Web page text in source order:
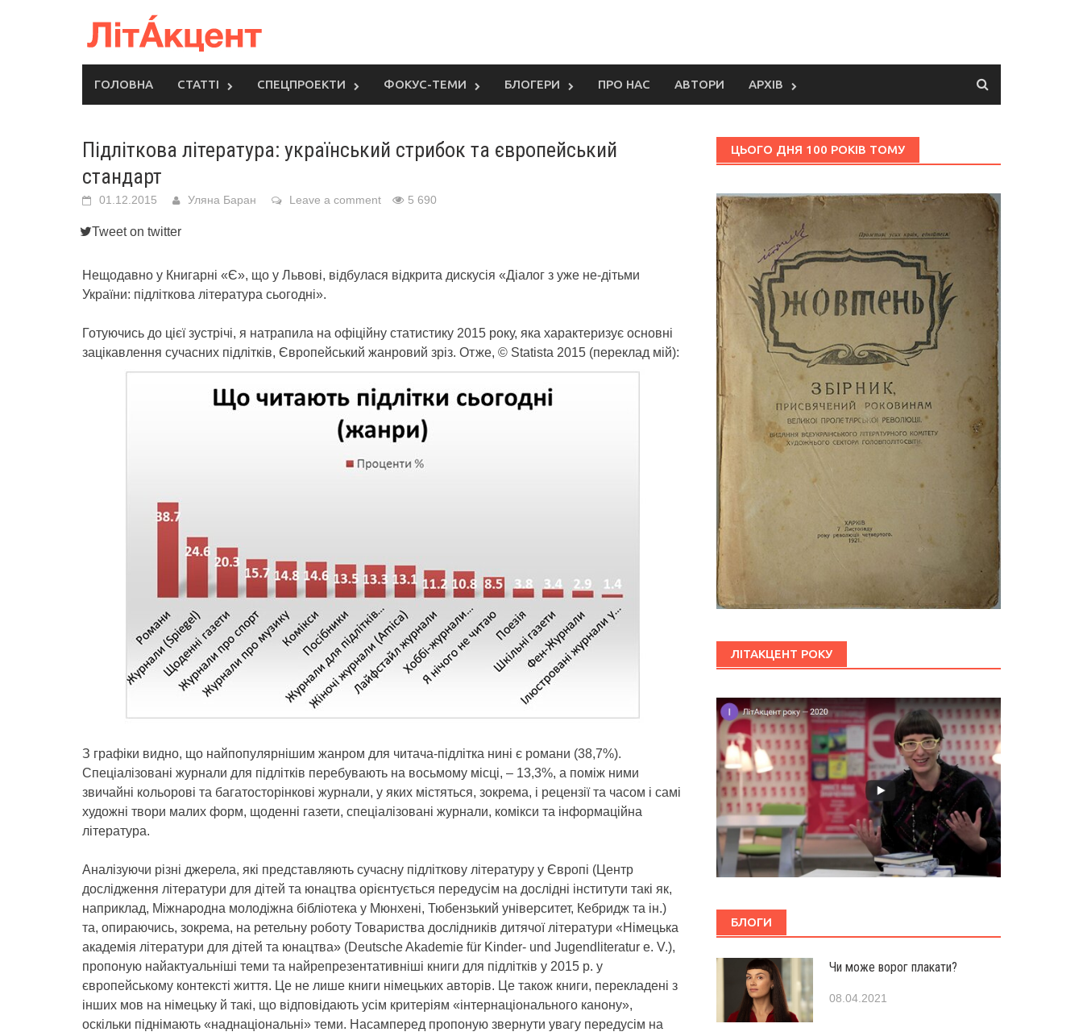
ГОЛОВНА СТАТТІ СПЕЦПРОЕКТИ ФОКУС-ТЕМИ БЛОГЕРИ ПРО НАС АВТОРИ АРХІВ
Підліткова література: український стрибок та європейський
стандарт
01.12.2015 Уляна Баран Leave a comment 5 690
Tweet on twitter
Нещодавно у Книгарні «Є», що у Львові, відбулася відкрита дискусія «Діалог з уже не-дітьми
України: підліткова література сьогодні».
Готуючись до цієї зустрічі, я натрапила на офіційну статистику 2015 року, яка характеризує основні
зацікавлення сучасних підлітків, Європейський жанровий зріз. Отже, © Statista 2015 (переклад мій):
З графіки видно, що найпопулярнішим жанром для читача-підлітка нині є романи (38,7%).
Спеціалізовані журнали для підлітків перебувають на восьмому місці, – 13,3%, а поміж ними
звичайні кольорові та багатосторінкові журнали, у яких містяться, зокрема, і рецензії та часом і самі
художні твори малих форм, щоденні газети, спеціалізовані журнали, комікси та інформаційна
література.
Аналізуючи різні джерела, які представляють сучасну підліткову літературу у Європі (Центр
дослідження літератури для дітей та юнацтва орієнтується передусім на дослідні інститути такі як,
наприклад, Міжнародна молодіжна бібліотека у Мюнхені, Тюбензький університет, Кебридж та ін.)
та, опираючись, зокрема, на ретельну роботу Товариства дослідників дитячої літератури «Німецька
академія літератури для дітей та юнацтва» (Deutsche Akademie für Kinder- und Jugendliteratur e. V.),
пропоную найактуальніші теми та найрепрезентативніші книги для підлітків у 2015 р. у
європейському контексті життя. Це не лише книги німецьких авторів. Це також книги, перекладені з
інших мов на німецьку й такі, що відповідають усім критеріям «інтернаціонального канону»,
оскільки піднімають «наднаціональні» теми. Насамперед пропоную звернути увагу передусім на
ЦЬОГО ДНЯ 100 РОКІВ ТОМУ
ЛІТАКЦЕНТ РОКУ
БЛОГИ
Чи може ворог плакати?
08.04.2021